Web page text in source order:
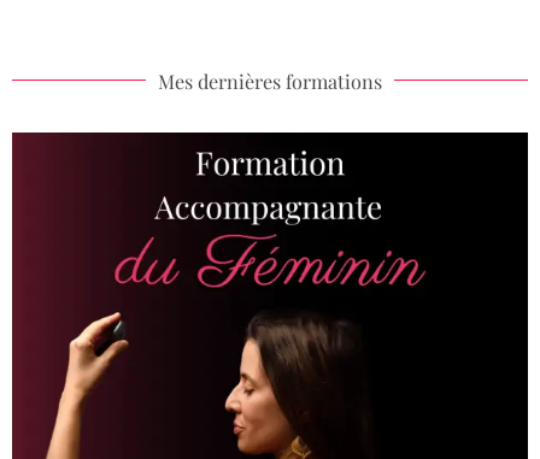
Mes dernières formations